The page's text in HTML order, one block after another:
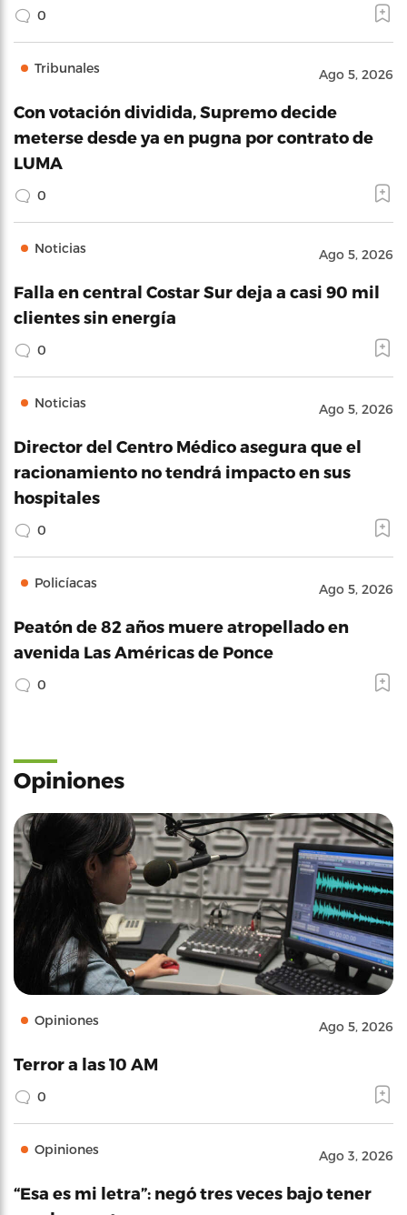
0
Tribunales Ago 5, 2026
Con votación dividida, Supremo decide
meterse desde ya en pugna por contrato de
LUMA
0
Noticias Ago 5, 2026
Falla en central Costar Sur deja a casi 90 mil
clientes sin energía
0
Noticias Ago 5, 2026
Director del Centro Médico asegura que el
racionamiento no tendrá impacto en sus
hospitales
0
Policíacas Ago 5, 2026
Peatón de 82 años muere atropellado en
avenida Las Américas de Ponce
0
Opiniones
Opiniones Ago 5, 2026
Terror a las 10 AM
0
Opiniones Ago 3, 2026
“Esa es mi letra”: negó tres veces bajo tener